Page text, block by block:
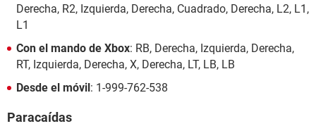
Derecha, R2, Izquierda, Derecha, Cuadrado, Derecha, L2, L1,
L1
Con el mando de Xbox: RB, Derecha, Izquierda, Derecha,
RT, Izquierda, Derecha, X, Derecha, LT, LB, LB
Desde el móvil: 1-999-762-538
Paracaídas